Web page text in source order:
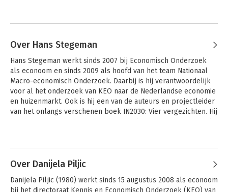
Over Hans Stegeman
Hans Stegeman werkt sinds 2007 bij Economisch Onderzoek
als econoom en sinds 2009 als hoofd van het team Nationaal
Macro-economisch Onderzoek. Daarbij is hij verantwoordelijk
voor al het onderzoek van KEO naar de Nederlandse economie
en huizenmarkt. Ook is hij een van de auteurs en projectleider
van het onlangs verschenen boek IN2030: Vier vergezichten. Hij
Universiteit Maastricht en werkte hiervoor onder andere als
Over Danijela Piljic
Danijela Piljic (1980) werkt sinds 15 augustus 2008 als econoom